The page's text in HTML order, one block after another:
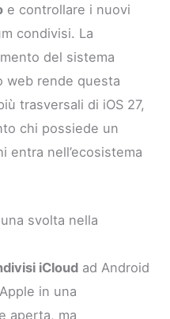
e controllare i nuovi
condivisi. La
del sistema
web rende questa
trasversali di iOS 27,
chi possiede un
entra nell’ecosistema
svolta nella
iCloud ad Android
in una
aperta, ma